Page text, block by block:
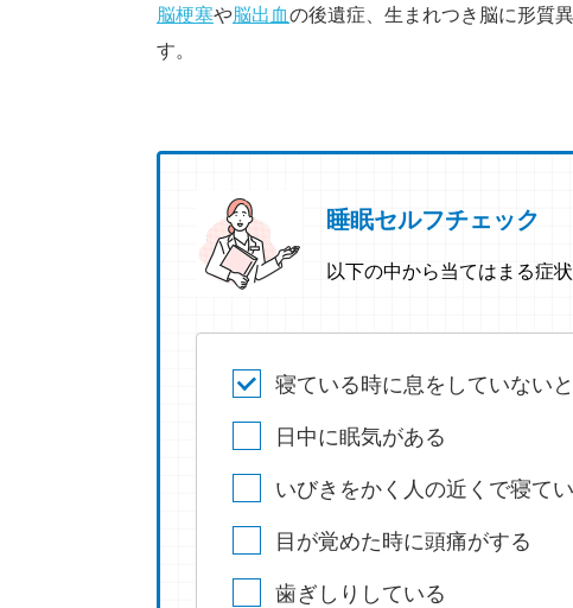
脳梗塞や脳出血の後遺症、生まれつき脳に形質
す。
睡眠セルフチェック
以下の中から当てはまる症
寝ている時に息をしていない
日中に眠気がある
いびきをかく人の近くで寝て
目が覚めた時に頭痛がする
歯ぎしりしている